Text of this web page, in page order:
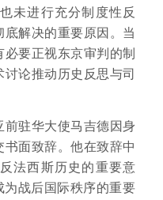
未进行充分制度性反
解决的重要原因。当
要正视东京审判的制
论推动历史反思与司
驻华大使马吉德因身
面致辞。他在致辞中
法西斯历史的重要意
为战后国际秩序的重要